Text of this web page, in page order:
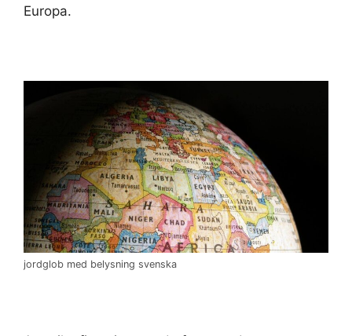
Europa.
jordglob med belysning svenska